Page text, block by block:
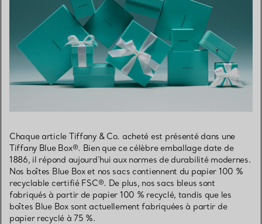
Chaque article Tiffany & Co. acheté est présenté dans une
Tiffany Blue Box®. Bien que ce célèbre emballage date de
1886, il répond aujourd’hui aux normes de durabilité modernes.
Nos boîtes Blue Box et nos sacs contiennent du papier 100 %
recyclable certifié FSC®. De plus, nos sacs bleus sont
fabriqués à partir de papier 100 % recyclé, tandis que les
boîtes Blue Box sont actuellement fabriquées à partir de
papier recyclé à 75 %.